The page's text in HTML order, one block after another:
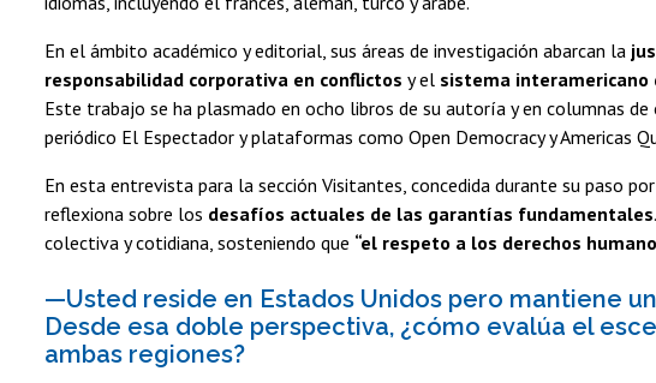
En el ámbito académico y editorial, sus áreas de investigación abarcan la
responsabilidad corporativa en conflictos y el sistema interamericano
Este trabajo se ha plasmado en ocho libros de su autoría y en columnas de
periódico El Espectador y plataformas como Open Democracy y Americas
En esta entrevista para la sección Visitantes, concedida durante su paso por
reflexiona sobre los desafíos actuales de las garantías fundamentales
colectiva y cotidiana, sosteniendo que “el respeto a los derechos
—Usted reside en Estados Unidos pero mantiene
Desde esa doble perspectiva, ¿cómo evalúa el
ambas regiones?